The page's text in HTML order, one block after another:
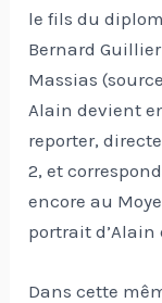
le fils du
Bernard
Massias
Alain devient
reporter,
2, et
encore au
portrait d’Alain
Dans cette